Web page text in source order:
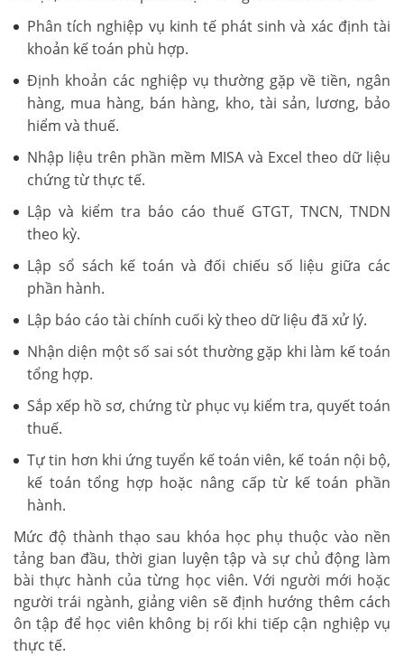
Phân tích nghiệp vụ kinh tế phát sinh và xác định tài
khoản kế toán phù hợp.
Định khoản các nghiệp vụ thường gặp về tiền, ngân
hàng, mua hàng, bán hàng, kho, tài sản, lương, bảo
hiểm và thuế.
Nhập liệu trên phần mềm MISA và Excel theo dữ liệu
chứng từ thực tế.
Lập và kiểm tra báo cáo thuế GTGT, TNCN, TNDN
theo kỳ.
Lập sổ sách kế toán và đối chiếu số liệu giữa các
phần hành.
Lập báo cáo tài chính cuối kỳ theo dữ liệu đã xử lý.
Nhận diện một số sai sót thường gặp khi làm kế toán
tổng hợp.
Sắp xếp hồ sơ, chứng từ phục vụ kiểm tra, quyết toán
thuế.
Tự tin hơn khi ứng tuyển kế toán viên, kế toán nội bộ,
kế toán tổng hợp hoặc nâng cấp từ kế toán phần
hành.
Mức độ thành thạo sau khóa học phụ thuộc vào nền
tảng ban đầu, thời gian luyện tập và sự chủ động làm
bài thực hành của từng học viên. Với người mới hoặc
người trái ngành, giảng viên sẽ định hướng thêm cách
ôn tập để học viên không bị rối khi tiếp cận nghiệp vụ
thực tế.